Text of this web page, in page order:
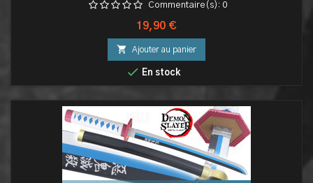
Commentaire(s): 0
Prix
19,90 €
 Ajouter au panier
 En stock